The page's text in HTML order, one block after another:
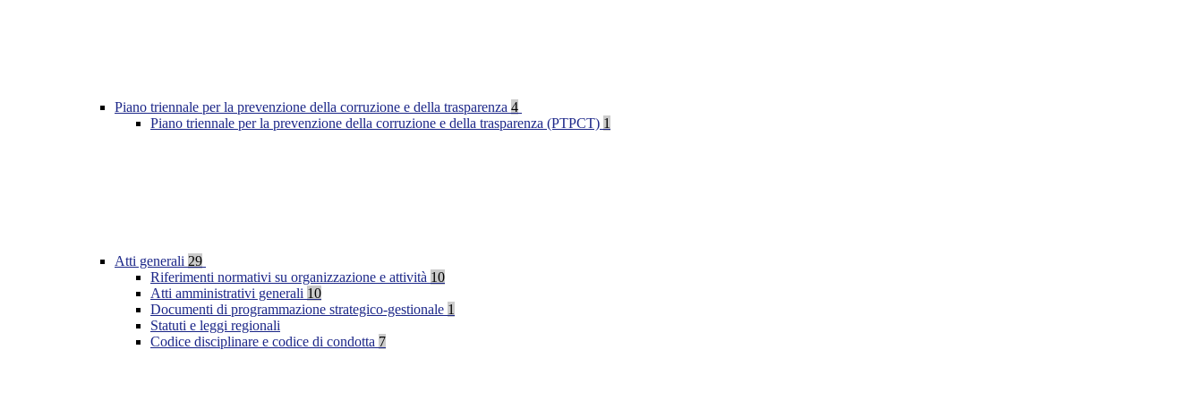
Piano triennale per la prevenzione della corruzione e della trasparenza 4
Piano triennale per la prevenzione della corruzione e della trasparenza (PTPCT) 1
Atti generali 29
Riferimenti normativi su organizzazione e attività 10
Atti amministrativi generali 10
Documenti di programmazione strategico-gestionale 1
Statuti e leggi regionali
Codice disciplinare e codice di condotta 7